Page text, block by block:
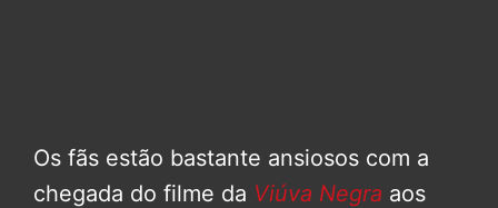
Os fãs estão bastante ansiosos com a
chegada do filme da Viúva Negra aos